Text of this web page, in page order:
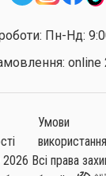
Пн-Нд:
online
Умови
використання
Всі права